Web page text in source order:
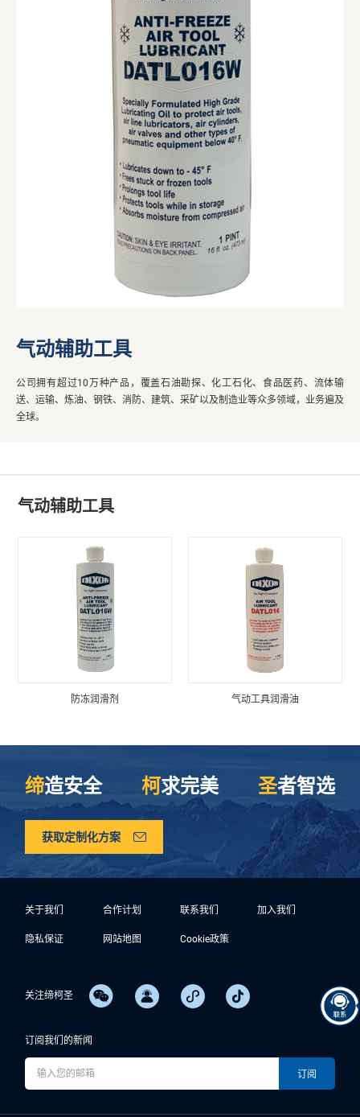
气动辅助工具
公司拥有超过10万种产品，覆盖石油勘探、化工石化、食品医药、流体输
送、运输、炼油、钢铁、消防、建筑、采矿以及制造业等众多领域，业务遍及
全球。
气动辅助工具
防冻润滑剂 气动工具润滑油
缔造安全 柯求完美 圣者智选
获取定制化方案
关于我们 合作计划 联系我们 加入我们
隐私保证 网站地图 Cookie政策
关注缔柯圣
订阅我们的新闻